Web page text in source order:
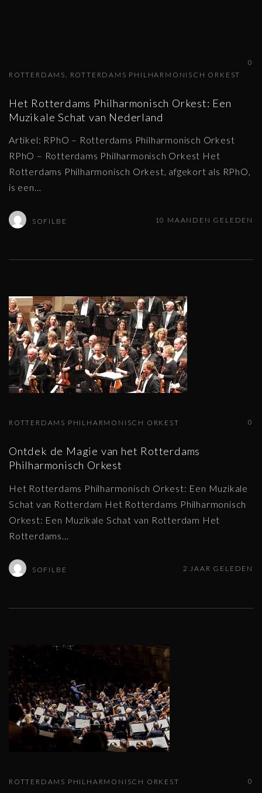
0
ROTTERDAMS
ROTTERDAMS PHILHARMONISCH ORKEST
Het Rotterdams Philharmonisch Orkest: Een
Muzikale Schat van Nederland
Artikel: RPhO – Rotterdams Philharmonisch Orkest
RPhO – Rotterdams Philharmonisch Orkest Het
Rotterdams Philharmonisch Orkest, afgekort als RPhO,
is een…
SOFILBE 10 MAANDEN GELEDEN
0
ROTTERDAMS PHILHARMONISCH ORKEST
Ontdek de Magie van het Rotterdams
Philharmonisch Orkest
Het Rotterdams Philharmonisch Orkest: Een Muzikale
Schat van Rotterdam Het Rotterdams Philharmonisch
Orkest: Een Muzikale Schat van Rotterdam Het
Rotterdams…
SOFILBE 2 JAAR GELEDEN
0
ROTTERDAMS PHILHARMONISCH ORKEST